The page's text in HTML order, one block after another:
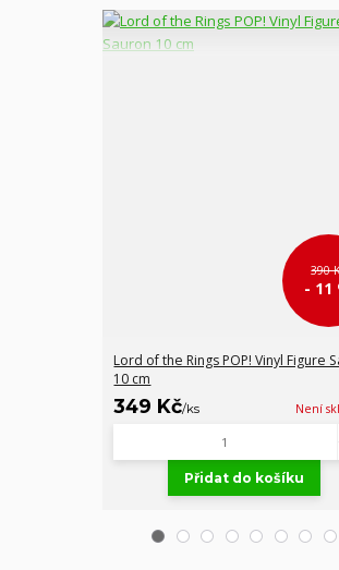
390
- 11
Lord of the Rings POP! Vinyl Figure
10 cm
349 Kč/ks Není
Přidat do košíku